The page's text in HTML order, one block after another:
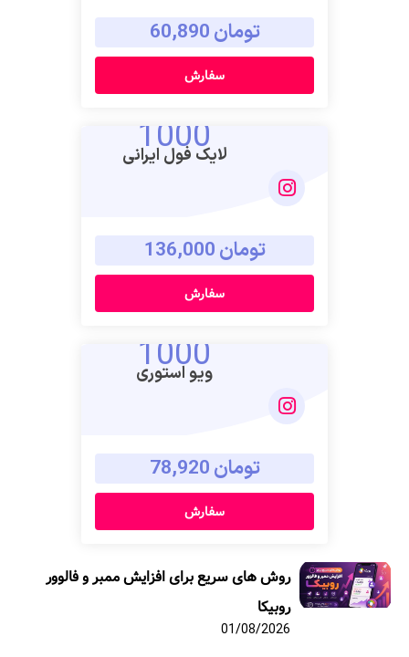
تومان 60,890
سفارش
1000
لایک فول ایرانی
تومان 136,000
سفارش
1000
ویو استوری
تومان 78,920
سفارش
روش های سریع برای افزایش ممبر و فالوور
روبیکا
01/08/2026